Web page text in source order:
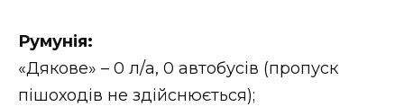
Румунія:
«Дякове» – 0 л/а, 0 автобусів (пропуск
пішоходів не здійснюється);